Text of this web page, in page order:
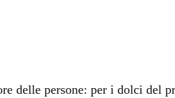
delle persone: per i dolci del